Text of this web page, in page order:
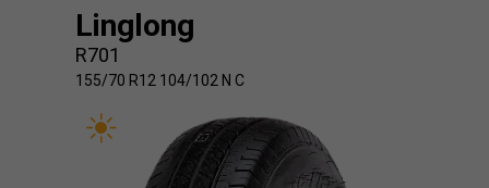
Linglong
R701
155/70 R12 104/102 N C